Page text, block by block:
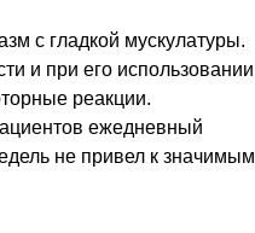
с гладкой мускулатуры.
и при его использовании
реакции.
ежедневный
не привел к значимым